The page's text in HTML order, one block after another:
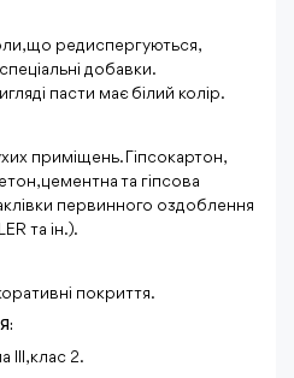
що редиспергуються,
добавки.
пасти має білий колір.
приміщень. Гіпсокартон,
цементна та гіпсова
первинного оздоблення
та ін.).
покриття.
III, клас 2.